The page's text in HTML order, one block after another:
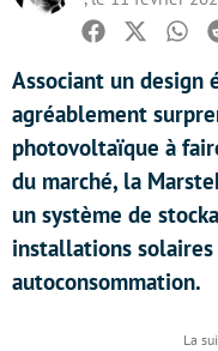
Facebook
Twitter
Associant un design
agréablement
photovoltaïque à
du marché, la
un système de
installations
autoconsommation.